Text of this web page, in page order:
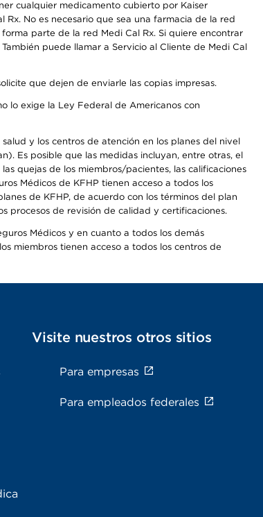
cualquier medicamento cubierto por Kaiser
No es necesario que sea una farmacia de la red
parte de la red Medi Cal Rx. Si quiere encontrar
También puede llamar a Servicio al Cliente de Medi Cal
que dejen de enviarle las copias impresas.
lo exige la Ley Federal de Americanos con
y los centros de atención en los planes del nivel
Es posible que las medidas incluyan, entre otras, el
quejas de los miembros/pacientes, las calificaciones
Médicos de KFHP tienen acceso a todos los
de KFHP, de acuerdo con los términos del plan
procesos de revisión de calidad y certificaciones.
Médicos y en cuanto a todos los demás
miembros tienen acceso a todos los centros de
Visite nuestros otros sitios
Para empresas
Para empleados federales